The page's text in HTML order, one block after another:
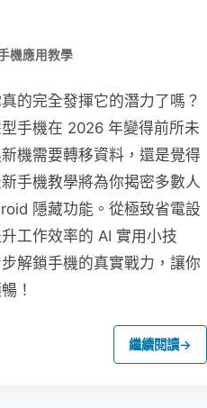
機應用教學
的完全發揮它的潛力了嗎？
手機在 2026 年變得前所未
機需要轉移資料，還是覺得
手機教學將為你揭密多數人
隱藏功能。從極致省電設
工作效率的 AI 實用小技
解鎖手機的真實戰力，讓你
！
繼續閱讀→